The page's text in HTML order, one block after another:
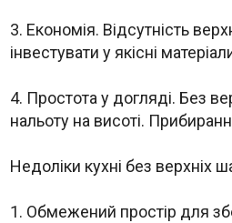
3. Економія. Відсутність
інвестувати у якісні
4. Простота у догляді. Без
нальоту на висоті.
Недоліки кухні без верхніх
1. Обмежений простір для